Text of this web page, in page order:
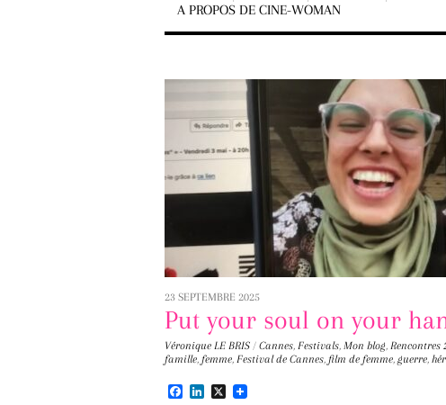
A PROPOS DE CINE-WOMAN
Scroll
to
23 SEPTEMBRE 2025
Put your soul on your
Véronique LE BRIS / Cannes, Festivals, Mon blog, Rencontres
famille, femme, Festival de Cannes, film de femme, guerre,
F L X